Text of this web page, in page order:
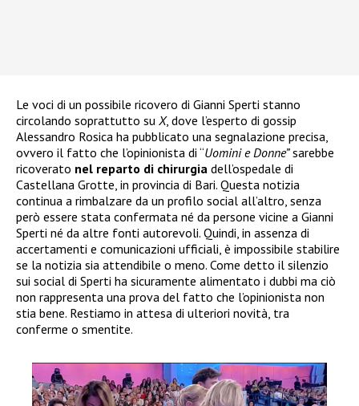
Le voci di un possibile ricovero di Gianni Sperti stanno
circolando soprattutto su X, dove l’esperto di gossip
Alessandro Rosica ha pubblicato una segnalazione precisa,
ovvero il fatto che l’opinionista di “Uomini e Donne”sarebbe
ricoverato nel reparto di chirurgia dell’ospedale di
Castellana Grotte, in provincia di Bari. Questa notizia
continua a rimbalzare da un profilo social all’altro, senza
però essere stata confermata né da persone vicine a Gianni
Sperti né da altre fonti autorevoli. Quindi, in assenza di
accertamenti e comunicazioni ufficiali, è impossibile stabilire
se la notizia sia attendibile o meno. Come detto il silenzio
sui social di Sperti ha sicuramente alimentato i dubbi ma ciò
non rappresenta una prova del fatto che l’opinionista non
stia bene. Restiamo in attesa di ulteriori novità, tra
conferme o smentite.